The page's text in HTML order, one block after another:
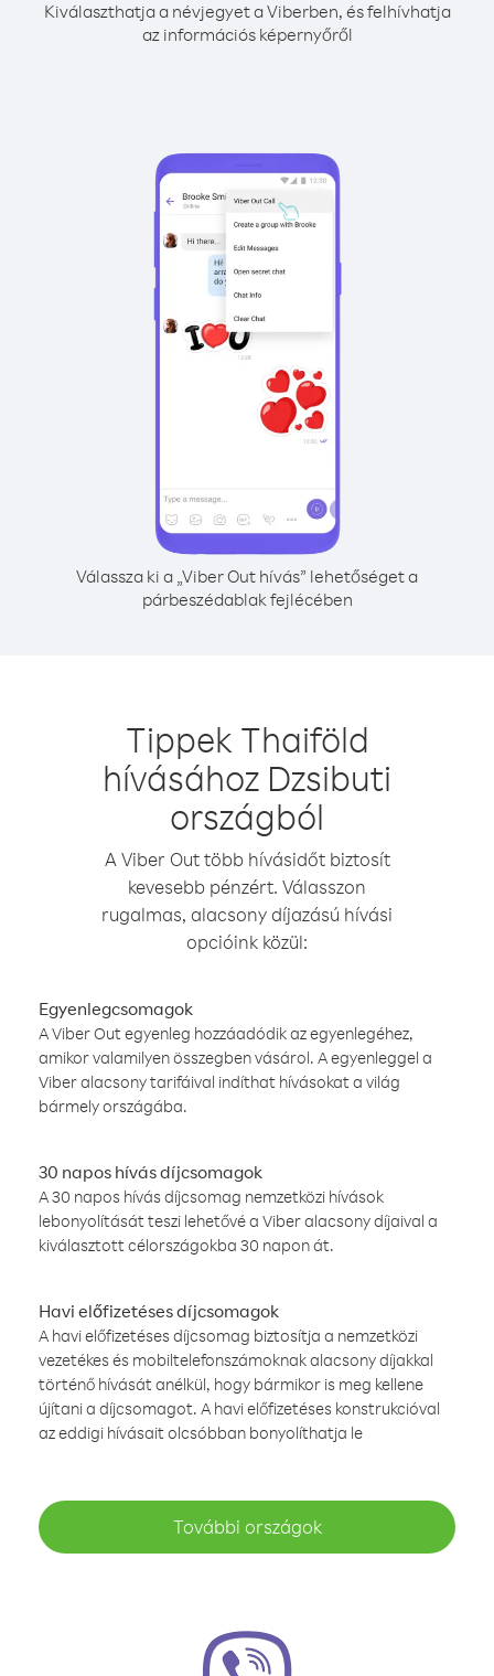
Kiválaszthatja a névjegyet a Viberben, és felhívhatja
az információs képernyőről
Válassza ki a „Viber Out hívás” lehetőséget a
párbeszédablak fejlécében
Tippek Thaiföld
hívásához Dzsibuti
országból
A Viber Out több hívásidőt biztosít
kevesebb pénzért. Válasszon
rugalmas, alacsony díjazású hívási
opcióink közül:
Egyenlegcsomagok
A Viber Out egyenleg hozzáadódik az egyenlegéhez,
amikor valamilyen összegben vásárol. A egyenleggel a
Viber alacsony tarifáival indíthat hívásokat a világ
bármely országába.
30 napos hívás díjcsomagok
A 30 napos hívás díjcsomag nemzetközi hívások
lebonyolítását teszi lehetővé a Viber alacsony díjaival a
kiválasztott célországokba 30 napon át.
Havi előfizetéses díjcsomagok
A havi előfizetéses díjcsomag biztosítja a nemzetközi
vezetékes és mobiltelefonszámoknak alacsony díjakkal
történő hívását anélkül, hogy bármikor is meg kellene
újítani a díjcsomagot. A havi előfizetéses konstrukcióval
az eddigi hívásait olcsóbban bonyolíthatja le
További országok